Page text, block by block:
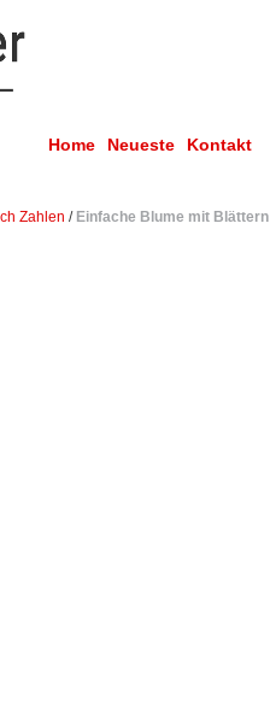
Home Neueste Kontakt
Zahlen / Einfache Blume mit Blättern